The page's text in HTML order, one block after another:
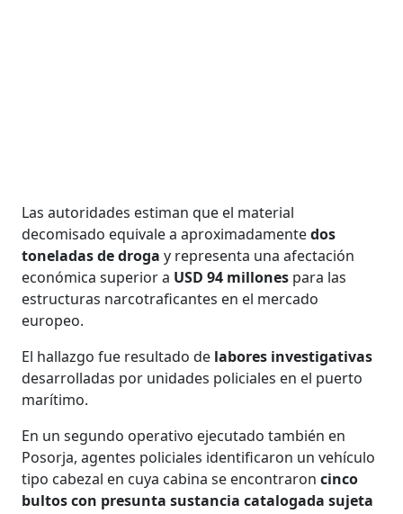
Las autoridades estiman que el material
decomisado equivale a aproximadamentedos
toneladas de droga y representa una afectación
económica superior a USD 94 millones para las
estructuras narcotraficantes en el mercado
europeo.
El hallazgo fue resultado de labores investigativas
desarrolladas por unidades policiales en el puerto
marítimo.
En un segundo operativo ejecutado también en
Posorja, agentes policiales identificaron un vehículo
tipo cabezal en cuya cabina se encontraroncinco
bultos con presunta sustancia catalogada sujeta